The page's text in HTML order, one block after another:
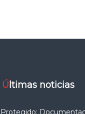
Últimas noticias
Protegido: